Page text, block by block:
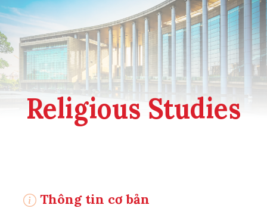
Religious Studies
Thông tin cơ bản